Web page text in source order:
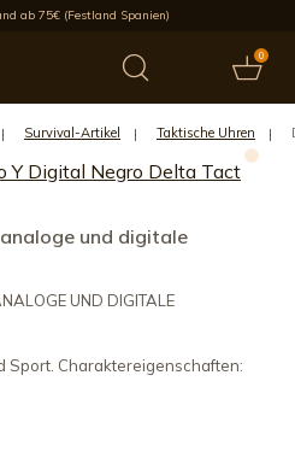
ab 75€ (Festland Spanien)
0
Bestseller
Survival-Artikel Taktische Uhren
und digitale
UND DIGITALE
Sport. Charaktereigenschaften: